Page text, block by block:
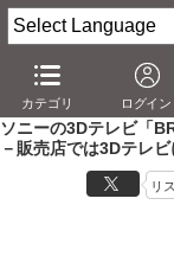
カテゴリ ログイン
AV Watch 製品
ソニーの3Dテレビ「
－販売店では3Dテレ
リ